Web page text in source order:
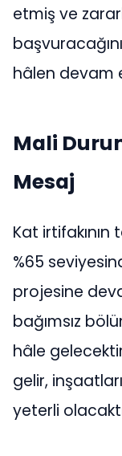
etmiş ve
hâlen devam
Mali
Mesaj
Kat irtifakının
%65
projesine
bağımsız
hâle
gelir,
yeterli